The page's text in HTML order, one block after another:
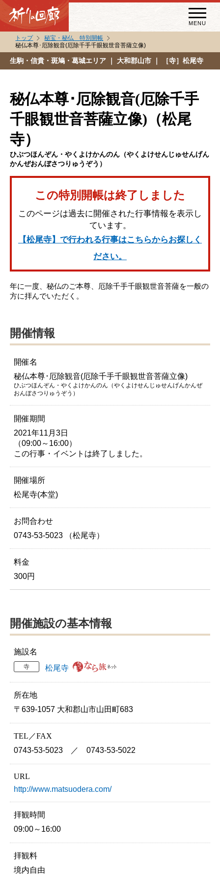
MENU
秘宝・秘仏特別開帳
祈りの回廊コラム
トップ
秘宝・秘仏 特別開帳
秘仏本尊･厄除観音(厄除千手千眼観世音菩薩立像)
生駒・信貴・斑鳩・葛城エリア ｜ 大和郡山市 ｜ ［寺］松尾寺
秘仏本尊･厄除観音(厄除千手
千眼観世音菩薩立像)（松尾
寺）
ひぶつほんぞん・やくよけかんのん（やくよけせんじゅせんげん
かんぜおんぼさつりゅうぞう）
この特別開帳は終了しました
このページは過去に開催された行事情報を表示し
ています。
【松尾寺】で行われる行事はこちらからお探しく
ださい。
年に一度、秘仏のご本尊、厄除千手千眼観世音菩薩を一般の
方に拝んでいただく。
開催情報
開催名
秘仏本尊･厄除観音(厄除千手千眼観世音菩薩立像)
ひぶつほんぞん・やくよけかんのん（やくよけせんじゅせんげんかんぜ
おんぼさつりゅうぞう）
開催期間
2021年11月3日
（09:00～16:00）
この行事・イベントは終了しました。
開催場所
松尾寺(本堂)
お問合わせ
0743-53-5023 （松尾寺）
料金
300円
開催施設の基本情報
施設名
寺 松尾寺
所在地
〒639-1057 大和郡山市山田町683
TEL／FAX
0743-53-5023 ／ 0743-53-5022
URL
http://www.matsuodera.com/
拝観時間
09:00～16:00
拝観料
境内自由